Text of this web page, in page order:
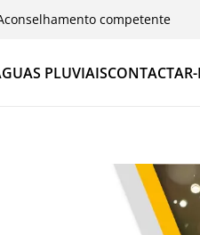
competente
PLUVIAIS